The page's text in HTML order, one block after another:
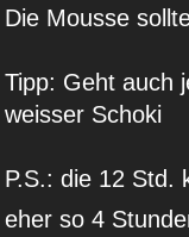
Die Mousse
Tipp: Geht auch
weisser Schoki
P.S.: die 12 Std.
eher so 4